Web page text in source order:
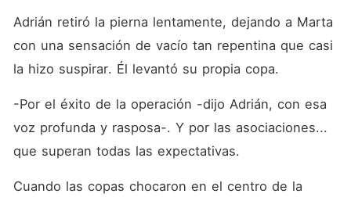
Adrián retiró la pierna lentamente, dejando a Marta
con una sensación de vacío tan repentina que casi
la hizo suspirar. Él levantó su propia copa.
-Por el éxito de la operación -dijo Adrián, con esa
voz profunda y rasposa-. Y por las asociaciones...
que superan todas las expectativas.
Cuando las copas chocaron en el centro de la